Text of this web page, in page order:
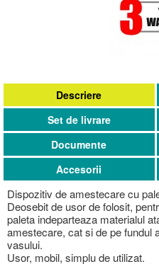
Descriere
Dispozitiv de amestecare cu
Deosebit de usor de folosit,
paleta indeparteaza materialul
amestecare, cat si de pe fundul
vasului.
Usor, mobil, simplu de utilizat.
Set de livrare
Documente
Accesorii